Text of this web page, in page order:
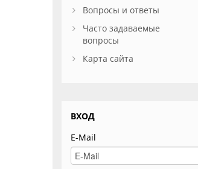
Вопросы и ответы
Часто задаваемые
вопросы
Карта сайта
ВХОД
E-Mail